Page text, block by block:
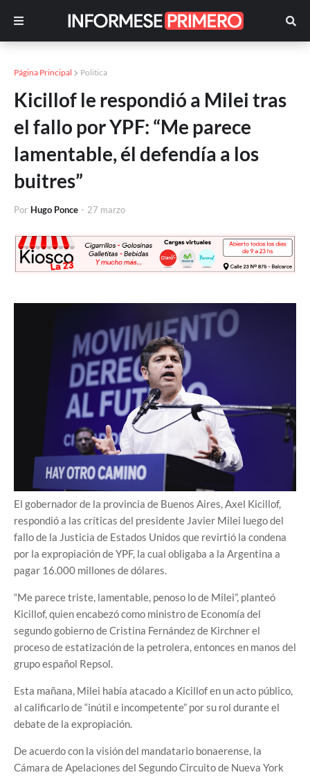
Página Principal Politica
Kicillof le respondió a Milei tras
el fallo por YPF: “Me parece
lamentable, él defendía a los
buitres”
Por Hugo Ponce - 27 marzo
El gobernador de la provincia de Buenos Aires, Axel Kicillof,
respondió a las críticas del presidente Javier Milei luego del
fallo de la Justicia de Estados Unidos que revirtió la condena
por la expropiación de YPF, la cual obligaba a la Argentina a
pagar 16.000 millones de dólares.
“Me parece triste, lamentable, penoso lo de Milei”, planteó
Kicillof, quien encabezó como ministro de Economía del
segundo gobierno de Cristina Fernández de Kirchner el
proceso de estatización de la petrolera, entonces en manos del
grupo español Repsol.
Esta mañana, Milei había atacado a Kicillof en un acto público,
al calificarlo de “inútil e incompetente” por su rol durante el
debate de la expropiación.
De acuerdo con la visión del mandatario bonaerense, la
Cámara de Apelaciones del Segundo Circuito de Nueva York